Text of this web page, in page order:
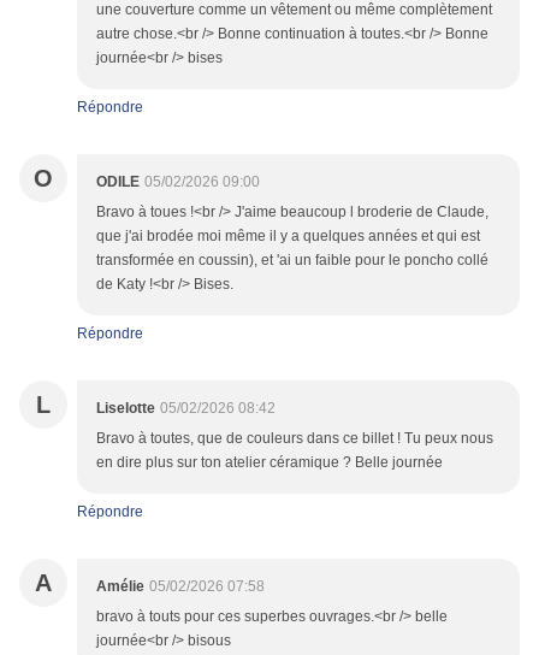
une couverture comme un vêtement ou même complètement
autre chose.<br /> Bonne continuation à toutes.<br /> Bonne
journée<br /> bises
Répondre
O ODILE 05/02/2026 09:00
Bravo à toues !<br /> J'aime beaucoup l broderie de Claude,
que j'ai brodée moi même il y a quelques années et qui est
transformée en coussin), et 'ai un faible pour le poncho collé
de Katy !<br /> Bises.
Répondre
L Liselotte 05/02/2026 08:42
Bravo à toutes, que de couleurs dans ce billet ! Tu peux nous
en dire plus sur ton atelier céramique ? Belle journée
Répondre
A Amélie 05/02/2026 07:58
bravo à touts pour ces superbes ouvrages.<br /> belle
journée<br /> bisous